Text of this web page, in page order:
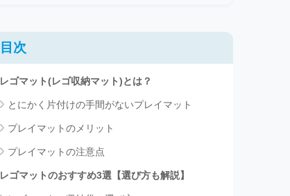
目次
レゴマット(レゴ収納マット)とは？
とにかく片付けの手間がないプレイマット
プレイマットのメリット
プレイマットの注意点
レゴマットのおすすめ3選【選び方も解説】